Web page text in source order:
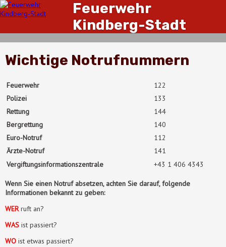
Feuerwehr
Kindberg-Stadt
Wichtige Notrufnummern
Feuerwehr
122
Polizei
133
Rettung
144
Bergrettung
140
Euro-Notruf
112
Ärzte-Notruf
141
Vergiftungsinformationszentrale +43 1 406 4343
Wenn Sie einen Notruf absetzen, achten Sie darauf, folgende
Informationen bekannt zu geben:
WER ruft an?
WAS ist passiert?
WO ist etwas passiert?